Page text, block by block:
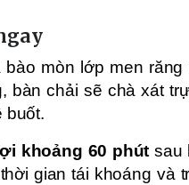
mòn lớp men răng
bàn chải sẽ chà xát
buốt.
khoảng 60 phút sau
gian tái khoáng và